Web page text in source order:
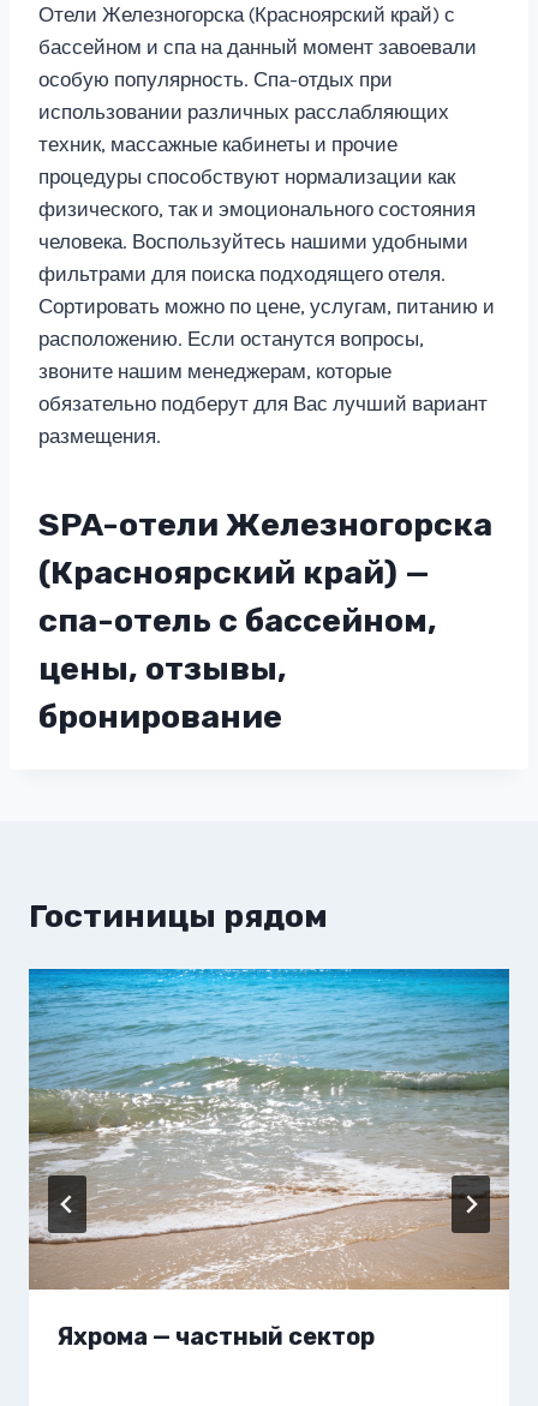
Отели Железногорска (Красноярский край) с
бассейном и спа на данный момент завоевали
особую популярность. Спа-отдых при
использовании различных расслабляющих
техник, массажные кабинеты и прочие
процедуры способствуют нормализации как
физического, так и эмоционального состояния
человека. Воспользуйтесь нашими удобными
фильтрами для поиска подходящего отеля.
Сортировать можно по цене, услугам, питанию и
расположению. Если останутся вопросы,
звоните нашим менеджерам, которые
обязательно подберут для Вас лучший вариант
размещения.
SPA-отели Железногорска
(Красноярский край) —
спа-отель с бассейном,
цены, отзывы,
бронирование
Гостиницы рядом
Яхрома — частный сектор